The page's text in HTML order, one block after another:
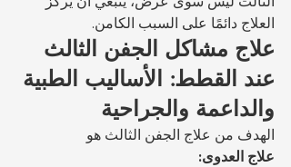
العلاج دائمًا على السبب الكامن.
علاج مشاكل الجفن الثالث
عند القطط: الأساليب الطبية
والداعمة والجراحية
الهدف من علاج الجفن الثالث هو
علاج العدوى: